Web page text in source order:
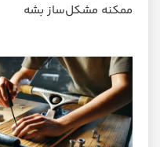
ممکنه مشکل‌ساز بشه